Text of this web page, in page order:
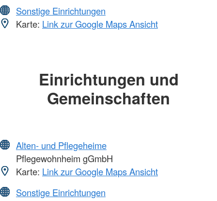
Sonstige Einrichtungen
Karte: Link zur Google Maps Ansicht
Einrichtungen und
Gemeinschaften
Alten- und Pflegeheime
Pflegewohnheim gGmbH
Karte: Link zur Google Maps Ansicht
Sonstige Einrichtungen